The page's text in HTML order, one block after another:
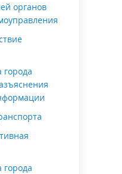
органов
города
города